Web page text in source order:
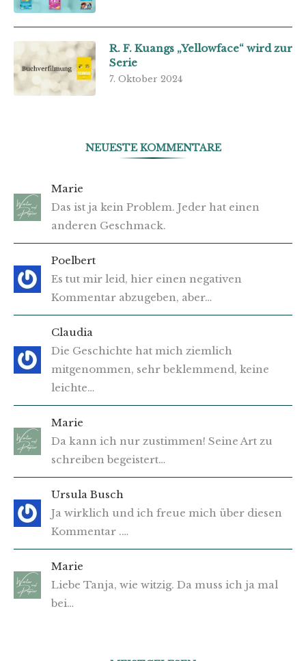
R. F. Kuangs „Yellowface“ wird zur
Serie
7. Oktober 2024
NEUESTE KOMMENTARE
Marie
Das ist ja kein Problem. Jeder hat einen
anderen Geschmack.
Poelbert
Es tut mir leid, hier einen negativen
Kommentar abzugeben, aber…
Claudia
Die Geschichte hat mich ziemlich
mitgenommen, sehr beklemmend, keine
leichte…
Marie
Da kann ich nur zustimmen! Seine Art zu
schreiben begeistert…
Ursula Busch
Ja wirklich und ich freue mich über diesen
Kommentar .…
Marie
Liebe Tanja, wie witzig. Da muss ich ja mal
bei…